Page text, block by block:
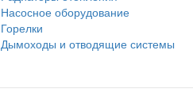
Насосное оборудование
Горелки
Дымоходы и отводящие системы